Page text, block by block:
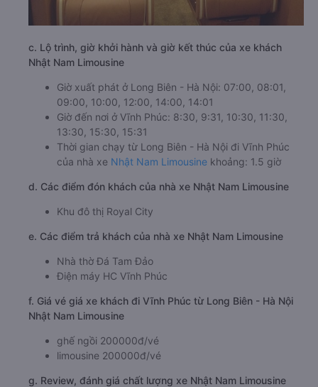
c. Lộ trình, giờ khởi hành và giờ kết thúc của xe khách
Nhật Nam Limousine
Giờ xuất phát ở Long Biên - Hà Nội: 07:00, 08:01,
09:00, 10:00, 12:00, 14:00, 14:01
Giờ đến nơi ở Vĩnh Phúc: 8:30, 9:31, 10:30, 11:30,
13:30, 15:30, 15:31
Thời gian chạy từ Long Biên - Hà Nội đi Vĩnh Phúc
của nhà xe Nhật Nam Limousine khoảng: 1.5 giờ
d. Các điểm đón khách của nhà xe Nhật Nam Limousine
Khu đô thị Royal City
e. Các điểm trả khách của nhà xe Nhật Nam Limousine
Nhà thờ Đá Tam Đảo
Điện máy HC Vĩnh Phúc
f. Giá vé giá xe khách đi Vĩnh Phúc từ Long Biên - Hà Nội
Nhật Nam Limousine
ghế ngồi 200000đ/vé
limousine 200000đ/vé
g. Review, đánh giá chất lượng xe Nhật Nam Limousine